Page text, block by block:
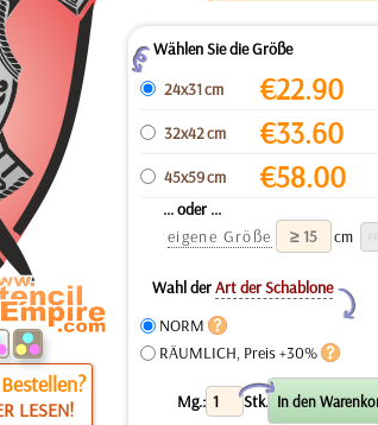
LESEN!
ZWählen Sie die Größe
24x31 cm
€22.90
32x42 cm €33.60
45x59 cm €58.00
... oder ...
eigene Größe
cm
Wahl derArt der Schablone
Y
NORM
RÄUMLICH, Preis +30%
Mg.: Stk.
X